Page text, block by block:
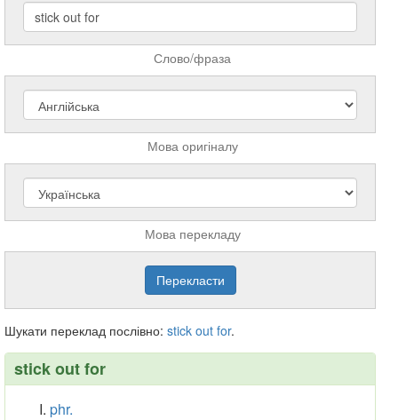
Слово/фраза
Мова оригіналу
Мова перекладу
Шукати переклад послівно: stick out for.
stick out for
phr.